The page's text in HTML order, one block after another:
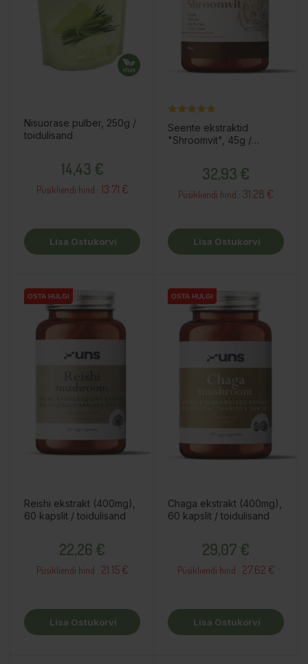
Nisuorase pulber, 250g /
toidulisand
14,43 €
Püsikliendi hind : 13.71 €
Lisa Ostukorvi
Seente ekstraktid
"Shroomvit", 45g /
32,93 €
Püsikliendi hind : 31.28 €
Lisa Ostukorvi
OSTA HULGI
OSTA HULGI
Reishi ekstrakt (400mg),
60 kapslit / toidulisand
22,26 €
Püsikliendi hind : 21.15 €
Lisa Ostukorvi
OSTA HULGI
OSTA HULGI
Chaga ekstrakt (400mg),
60 kapslit / toidulisand
29,07 €
Püsikliendi hind : 27.62 €
Lisa Ostukorvi